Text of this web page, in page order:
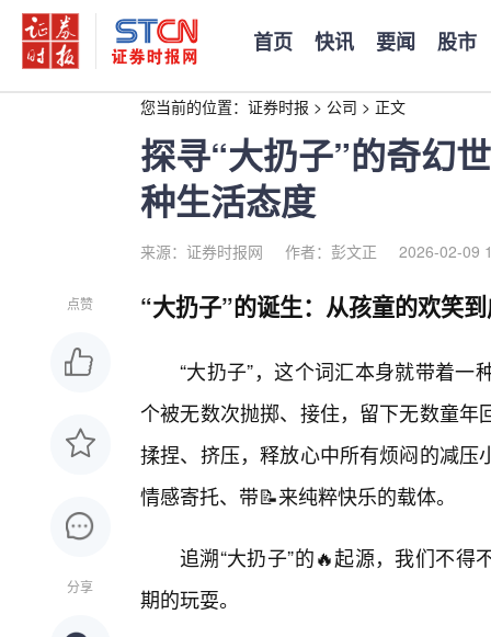
首页 快讯 要闻 股市
您当前的位置： 证券时报 > 公司 > 正文
探寻“大扔子”的奇幻
种生活态度
来源：证券时报网 作者：彭文正 2026-02-09
点赞
分享
“大扔子”的诞生：从孩童的欢笑
“大扔子”，这个词汇本身就带着
个被无数次抛掷、接住，留下无数童
揉捏、挤压，释放心中所有烦闷的减
情感寄托、带📝来纯粹快乐的载体。
追溯“大扔子”的🔥起源，我们不
期的玩耍。